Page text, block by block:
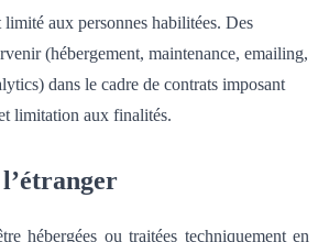
limité aux personnes habilitées. Des
(hébergement, maintenance, emailing,
dans le cadre de contrats imposant
limitation aux finalités.
hébergées ou traitées techniquement en